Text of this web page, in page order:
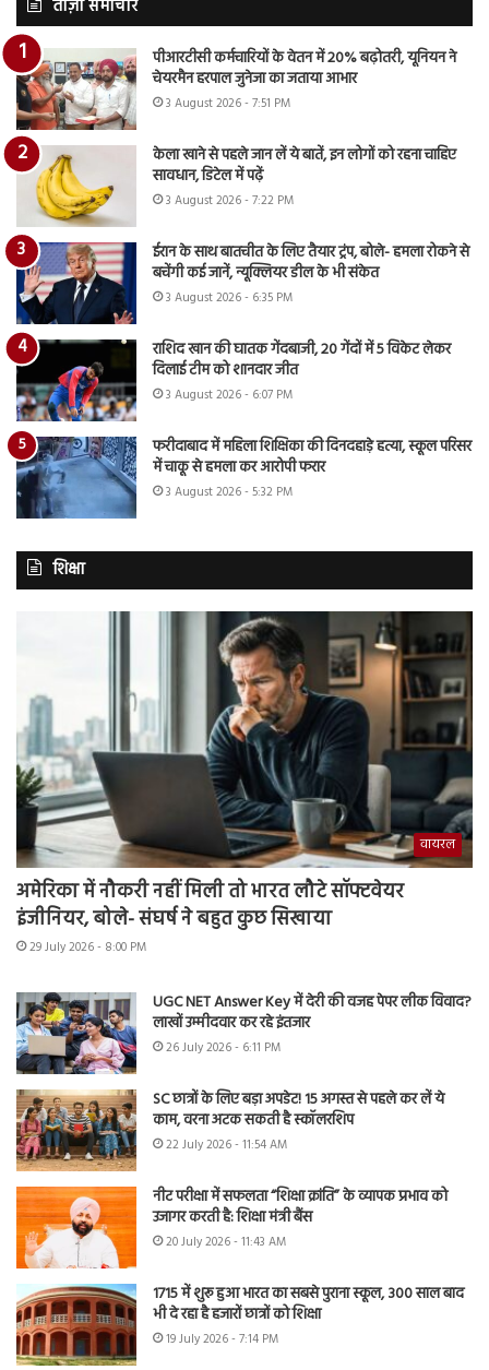
ताज़ा समाचार
पीआरटीसी कर्मचारियों के वेतन में 20% बढ़ोतरी, यूनियन ने
चेयरमैन हरपाल जुनेजा का जताया आभार
3 August 2026 - 7:51 PM
केला खाने से पहले जान लें ये बातें, इन लोगों को रहना चाहिए
सावधान, डिटेल में पढ़ें
3 August 2026 - 7:22 PM
ईरान के साथ बातचीत के लिए तैयार ट्रंप, बोले- हमला रोकने से
बचेंगी कई जानें, न्यूक्लियर डील के भी संकेत
3 August 2026 - 6:35 PM
राशिद खान की घातक गेंदबाजी, 20 गेंदों में 5 विकेट लेकर
दिलाई टीम को शानदार जीत
3 August 2026 - 6:07 PM
फरीदाबाद में महिला शिक्षिका की दिनदहाड़े हत्या, स्कूल परिसर
में चाकू से हमला कर आरोपी फरार
3 August 2026 - 5:32 PM
शिक्षा
वायरल
अमेरिका में नौकरी नहीं मिली तो भारत लौटे सॉफ्टवेयर
इंजीनियर, बोले- संघर्ष ने बहुत कुछ सिखाया
29 July 2026 - 8:00 PM
UGC NET Answer Key में देरी की वजह पेपर लीक विवाद?
लाखों उम्मीदवार कर रहे इंतजार
26 July 2026 - 6:11 PM
SC छात्रों के लिए बड़ा अपडेट! 15 अगस्त से पहले कर लें ये
काम, वरना अटक सकती है स्कॉलरशिप
22 July 2026 - 11:54 AM
नीट परीक्षा में सफलता “शिक्षा क्रांति” के व्यापक प्रभाव को
उजागर करती है: शिक्षा मंत्री बैंस
20 July 2026 - 11:43 AM
1715 में शुरू हुआ भारत का सबसे पुराना स्कूल, 300 साल बाद
भी दे रहा है हजारों छात्रों को शिक्षा
19 July 2026 - 7:14 PM